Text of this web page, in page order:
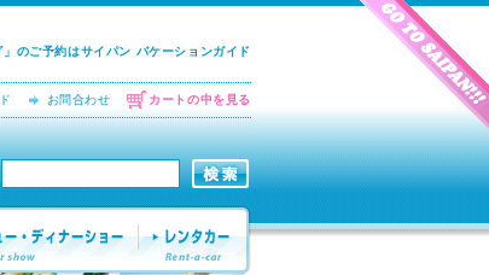
のご予約はサイパン バケーションガイド
お問合わせ カートの中を見る